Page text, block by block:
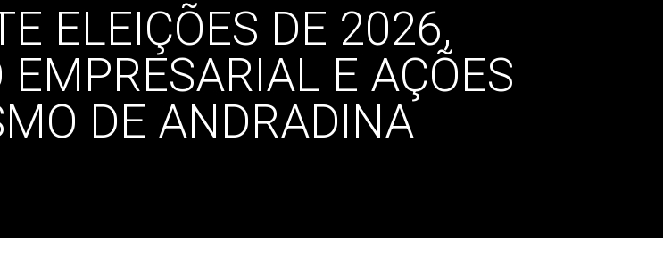
ELEIÇÕES DE 2026,
E AÇÕES
DE ANDRADINA